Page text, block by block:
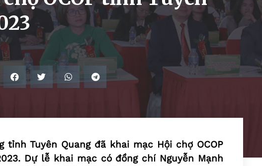
tỉnh Tuyên Quang đã khai mạc Hội chợ OCOP
Dự lễ khai mạc có đồng chí Nguyễn Mạnh